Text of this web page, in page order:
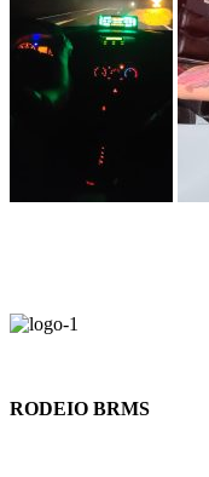
RODEIO BRMS